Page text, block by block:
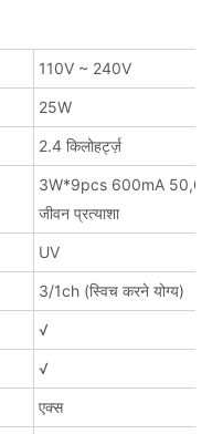
110V ~ 240V
25W
2.4 किलोहर्ट्ज़
3W*9pcs 600mA
जीवन प्रत्याशा
UV
3/1ch (स्विच करने योग्य)
√
√
एक्स